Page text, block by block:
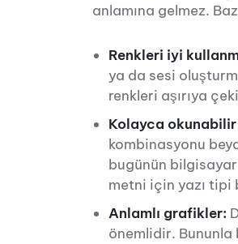
anlamına gelmez.
Renkleri iyi
ya da sesi
renkleri aşırıya
Kolayca
kombinasyonu
bugünün
metni için yazı tipi
Anlamlı grafikler:
önemlidir. Bununla